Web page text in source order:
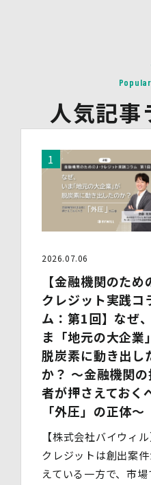
(2)提供される個人情報の内
会社名・所属団体等の名称
セミナーを通じて取得した
(3)第三者提供の方法
(4)その他
上記の内容によらない個人
は、あらかじめ本人に対し
意を得ます。
す。個人情報の取扱いを外
管理水準を確保している委
委託先には必要かつ適切な
6.安全管理措置
当社は、個人情報保護法、
従って、個人データ（個人
定義された「個人データ」
を適切に取り扱い、正確か
処置を講じます。
また、個人データの漏えい
個人データの保護のため、
当社は、個人情報を適切に
措置を実施します。
人気記事
2026.07.06
【金融機関のため
クレジット実践コ
ム：第1回】なぜ
ま「地元の大企業
脱炭素に動き出し
か？ 〜金融機関の
者が押さえておく
「外圧」の正体〜
【株式会社バイウィ
クレジットは創出案件
えている一方で、市場